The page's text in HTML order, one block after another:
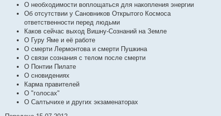
О необходимости воплощаться для накопления энергии
Об отсутствии у Сановников Открытого Космоса
ответственности перед людьми
Каков сейчас выход Вишну-Сознаний на Земле
О Гуру Яме и её работе
О смерти Лермонтова и смерти Пушкина
О связи сознания с телом после смерти
О Понтии Пилате
О сновидениях
Карма правителей
О "голосах"
О Салтычихе и других экзаменаторах